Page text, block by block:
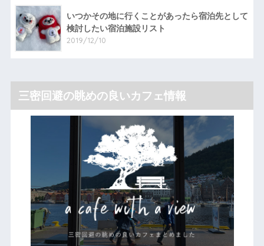
いつかその地に行くことがあったら宿泊先として
検討したい宿泊施設リスト
2019/12/10
三密回避の眺めの良いカフェ情報